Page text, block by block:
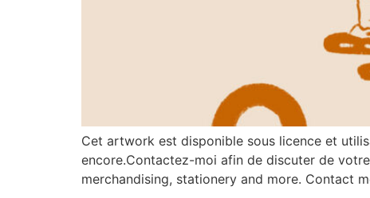
Cet artwork est disponible sous licence et
encore.Contactez-moi afin de discuter de
merchandising, stationery and more. Contact